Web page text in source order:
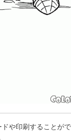
や印刷することがで